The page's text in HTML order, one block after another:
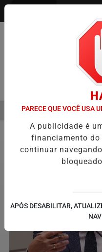
Pesquisar Notícia
DE FILME SOBRE MICHAEL
EM ALTA
Política
PARECE QUE VOCÊ USA
A publicidade é
financiamento do
continuar
APÓS DESABILITAR,